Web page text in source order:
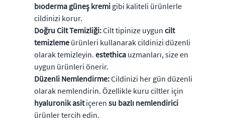
bıoderma güneş kremi gibi kaliteli ürünlerle
cildinizi korur.
Doğru Cilt Temizliği:Cilt tipinize uygun cilt
temizleme ürünleri kullanarak cildinizi düzenli
olarak temizleyin. estethica uzmanları, size en
uygun ürünleri önerir.
Düzenli Nemlendirme:Cildinizi her gün düzenli
olarak nemlendirin. Özellikle kuru ciltler için
hyaluronik asitiçeren su bazlı nemlendirici
ürünler tercih edin.